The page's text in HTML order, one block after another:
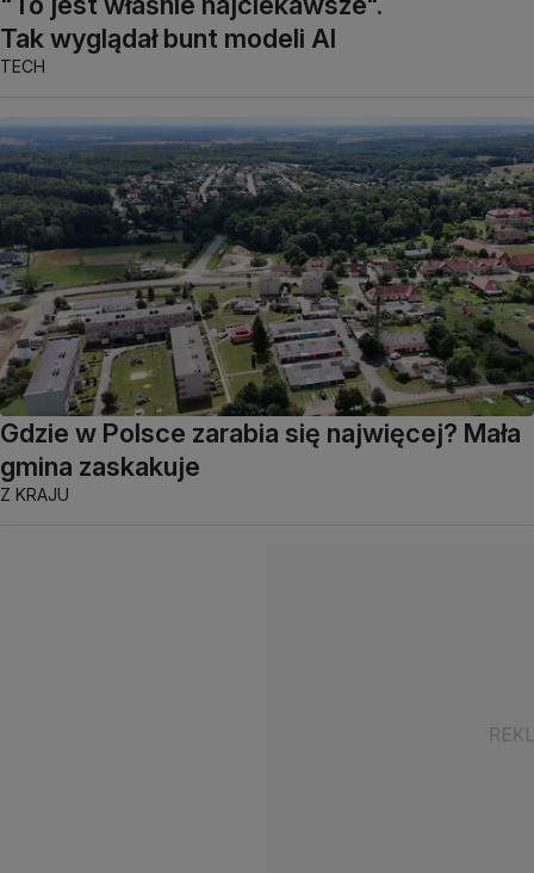
Tak wyglądał bunt modeli AI
TECH
Gdzie w Polsce zarabia się najwięcej? Mała
gmina zaskakuje
Z KRAJU